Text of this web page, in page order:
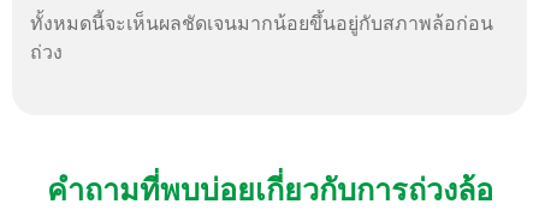
ทั้งหมดนี้จะเห็นผลชัดเจนมากน้อยขึ้นอยู่กับสภาพล้อก่อน
ถ่วง
คำถามที่พบบ่อยเกี่ยวกับการถ่วงล้อ